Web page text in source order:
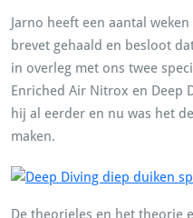
Jarno heeft een aantal
brevet gehaald en besloot
in overleg met ons twee
Enriched Air Nitrox en Deep
hij al eerder en nu was het
maken.
De theorieles en het theorie